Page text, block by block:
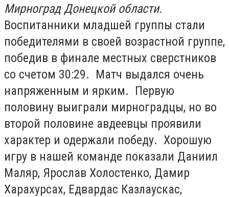
Мирноград Донецкой области.
Воспитанники младшей группы стали
победителями в своей возрастной группе,
победив в финале местных сверстников
со счетом 30:29. Матч выдался очень
напряженным и ярким. Первую
половину выиграли мирноградцы, но во
второй половине авдеевцы проявили
характер и одержали победу. Хорошую
игру в нашей команде показали Даниил
Маляр, Ярослав Холостенко, Дамир
Харахурсах, Едвардас Казлаускас,